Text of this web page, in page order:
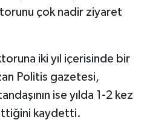
çok nadir ziyaret
iki yıl içerisinde bir
Politis gazetesi,
ise yılda 1-2 kez
kaydetti.